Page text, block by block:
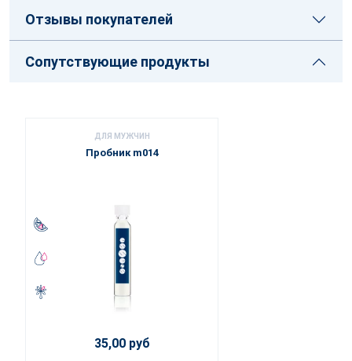
Отзывы покупателей
Сопутствующие продукты
ДЛЯ МУЖЧИН
Пробник m014
35,00 руб